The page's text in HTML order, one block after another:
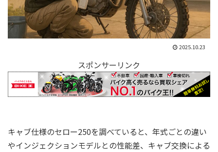
2025.10.23
スポンサーリンク
キャブ仕様のセロー250を調べていると、年式ごとの違い
やインジェクションモデルとの性能差、キャブ交換による